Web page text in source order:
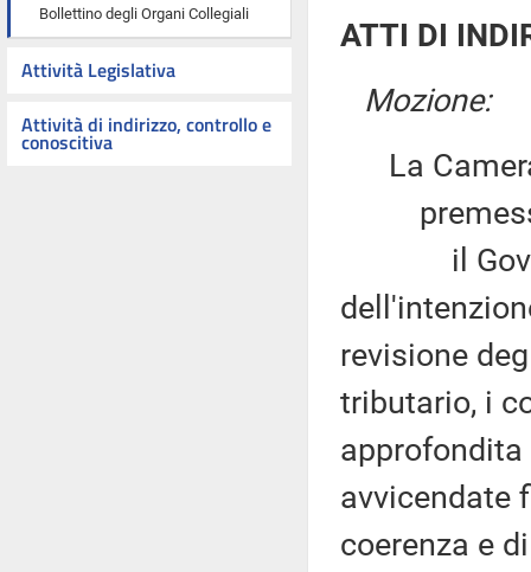
Bollettino degli Organi Collegiali
Attività Legislativa
Attività di indirizzo, controllo e
conoscitiva
ATTI DI
Mozione:
La
il
revisione
tributario, i
avvicendate
coerenza e